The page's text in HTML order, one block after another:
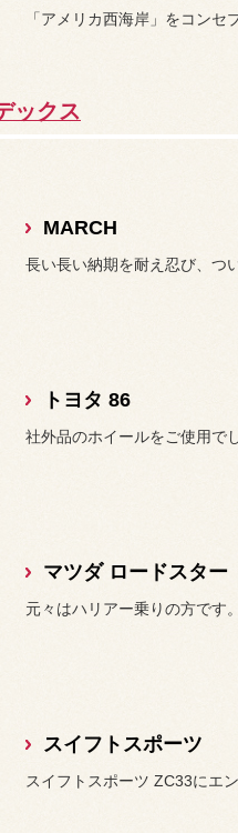
ックス
MARCH
長い長い納期を耐え忍び、つ
トヨタ 86
マツダ ロードスター
元々はハリアー乗りの方です。
スイフトスポーツ
スイフトスポーツ ZC33にエ